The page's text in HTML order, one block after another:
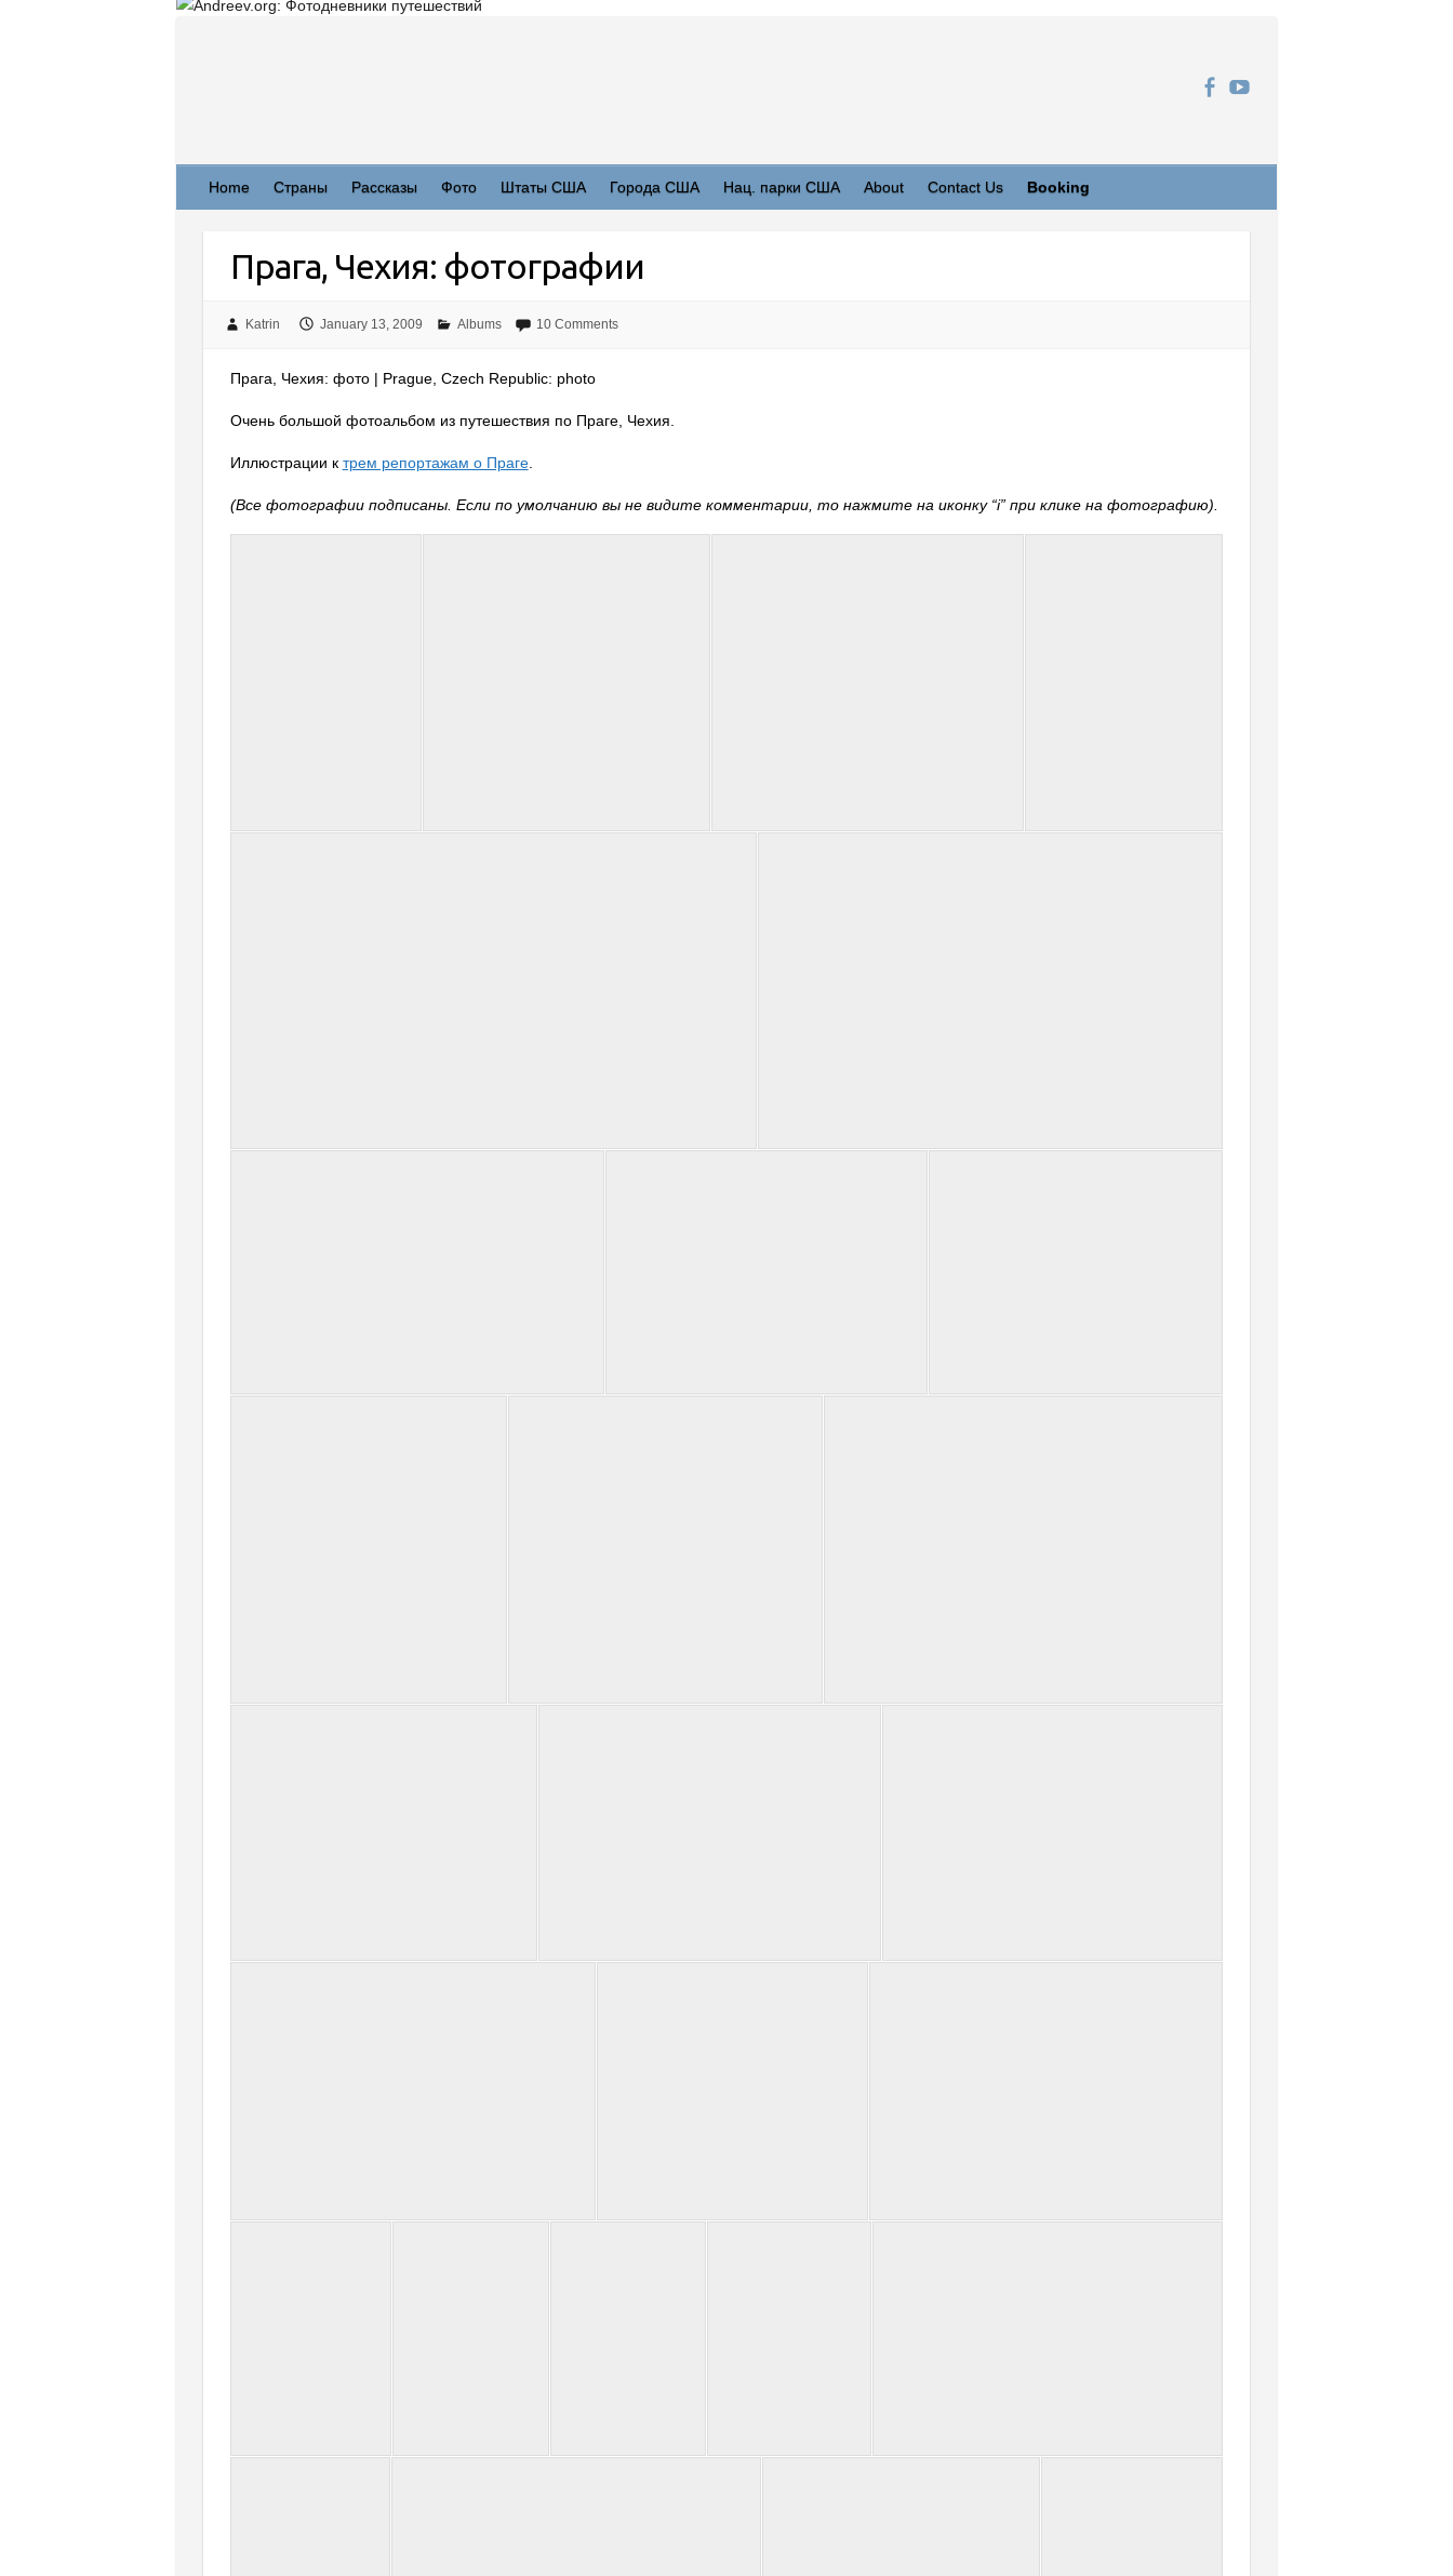
Home Страны Рассказы Фото Штаты США Города США Нац. парки США About Contact Us Booking
Прага, Чехия: фотографии
Katrin January 13, 2009 Albums 10 Comments
Прага, Чехия: фото | Prague, Czech Republic: photo
Очень большой фотоальбом из путешествия по Праге, Чехия.
Иллюстрации к трем репортажам о Праге.
(Все фотографии подписаны. Если по умолчанию вы не видите комментарии, то нажмите на иконку “i” при клике на фотографию).